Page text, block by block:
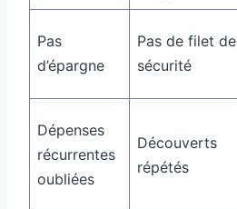
Pas
d’épargne
Pas de filet de
sécurité
Dépenses
récurrentes
oubliées
Découverts
répétés